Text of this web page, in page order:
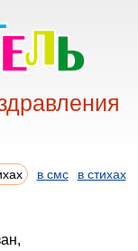
в смс в стихах